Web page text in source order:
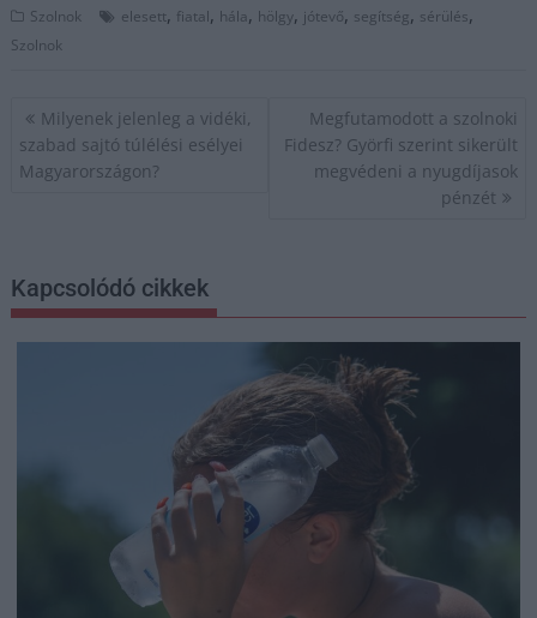
Szolnok elesett, fiatal, hála, hölgy, jótevő, segítség, sérülés,
Szolnok
Bejegyzés
navigáció
Milyenek jelenleg a vidéki,
szabad sajtó túlélési esélyei
Magyarországon?
Megfutamodott a szolnoki
Fidesz? Györfi szerint sikerült
megvédeni a nyugdíjasok
pénzét
Kapcsolódó cikkek